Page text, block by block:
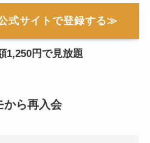
式サイトで登録する≫
1,250円で見放題
ら再入会